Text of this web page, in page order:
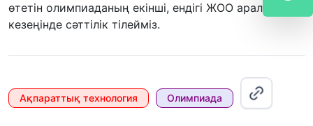
өтетін олимпиаданың екінші, ендігі ЖОО аралық
кезеңінде сәттілік тілейміз.
Ақпараттық технология Олимпиада